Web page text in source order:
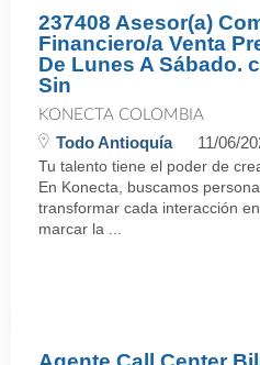
237408 Asesor(a)
Financiero/a Venta
De Lunes A Sábado.
Sin
KONECTA COLOMBIA
Todo Antioquía 11/06/
Tu talento tiene el poder de
En Konecta, buscamos
transformar cada interacción
marcar la ...